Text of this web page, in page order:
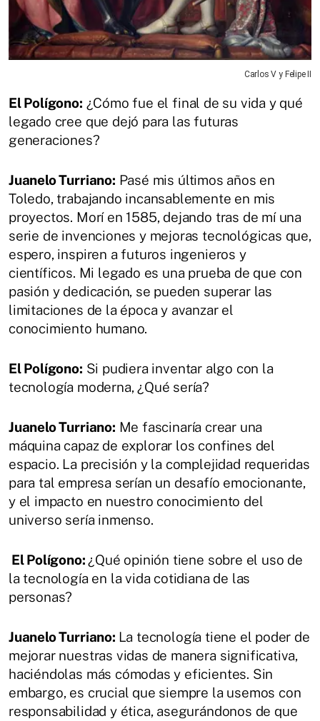
Carlos V y Felipe II
El Polígono: ¿Cómo fue el final de su vida y qué
legado cree que dejó para las futuras
generaciones?
Juanelo Turriano: Pasé mis últimos años en
Toledo, trabajando incansablemente en mis
proyectos. Morí en 1585, dejando tras de mí una
serie de invenciones y mejoras tecnológicas que,
espero, inspiren a futuros ingenieros y
científicos. Mi legado es una prueba de que con
pasión y dedicación, se pueden superar las
limitaciones de la época y avanzar el
conocimiento humano.
El Polígono: Si pudiera inventar algo con la
tecnología moderna, ¿Qué sería?
Juanelo Turriano: Me fascinaría crear una
máquina capaz de explorar los confines del
espacio. La precisión y la complejidad requeridas
para tal empresa serían un desafío emocionante,
y el impacto en nuestro conocimiento del
universo sería inmenso.
El Polígono:¿Qué opinión tiene sobre el uso de
la tecnología en la vida cotidiana de las
personas?
Juanelo Turriano: La tecnología tiene el poder de
mejorar nuestras vidas de manera significativa,
haciéndolas más cómodas y eficientes. Sin
embargo, es crucial que siempre la usemos con
responsabilidad y ética, asegurándonos de que